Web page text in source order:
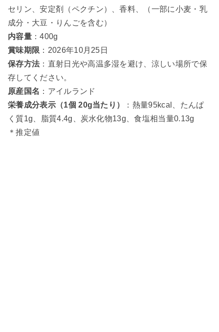
セリン、安定剤（ペクチン）、香料、（一部に小麦・乳
成分・大豆・りんごを含む）
内容量：400g
賞味期限 ：2026年10月25日
保存方法：直射日光や高温多湿を避け、涼しい場所で保
存してください。
原産国名 ：アイルランド
栄養成分表示（1個 20g当たり）
：熱量95kcal、たんぱ
く質1g、脂質4.4g、炭水化物13g、食塩相当量0.13g
＊推定値